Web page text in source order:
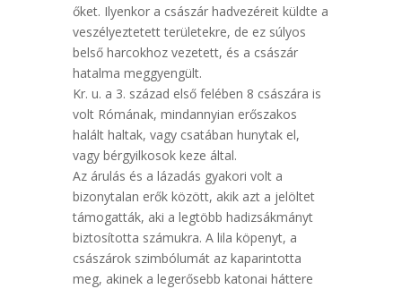
őket. Ilyenkor a császár hadvezéreit küldte a
veszélyeztetett területekre, de ez súlyos
belső harcokhoz vezetett, és a császár
hatalma meggyengült.
Kr. u. a 3. század első felében 8 császára is
volt Rómának, mindannyian erőszakos
halált haltak, vagy csatában hunytak el,
vagy bérgyilkosok keze által.
Az árulás és a lázadás gyakori volt a
bizonytalan erők között, akik azt a jelöltet
támogatták, aki a legtöbb hadizsákmányt
biztosította számukra. A lila köpenyt, a
császárok szimbólumát az kaparintotta
meg, akinek a legerősebb katonai háttere